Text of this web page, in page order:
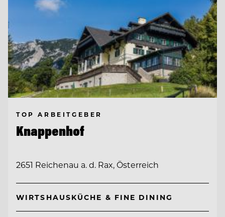
TOP ARBEITGEBER
Knappenhof
2651 Reichenau a. d. Rax, Österreich
WIRTSHAUSKÜCHE & FINE DINING